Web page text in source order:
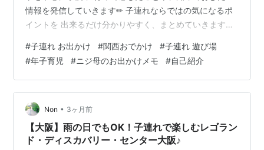
情報を発信していきます✏ 子連れならではの気になるポ
イントを 出来るだけ分かりやすく、まとめていきます。
です、 どうぞよろしくお願いします！🩶
#子連れ お出かけ #関西おでかけ #子連れ 遊び場
#年子育児 #ニジ母のお出かけメモ #自己紹介
Non • 3ヶ月前
【大阪】雨の日でもOK！子連れで楽しむレゴラン
ド・ディスカバリー・センター大阪♪